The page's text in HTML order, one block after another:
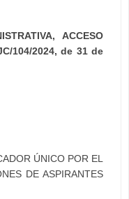
ACCESO
104/2024, de 31 de
ÚNICO POR EL
DE ASPIRANTES